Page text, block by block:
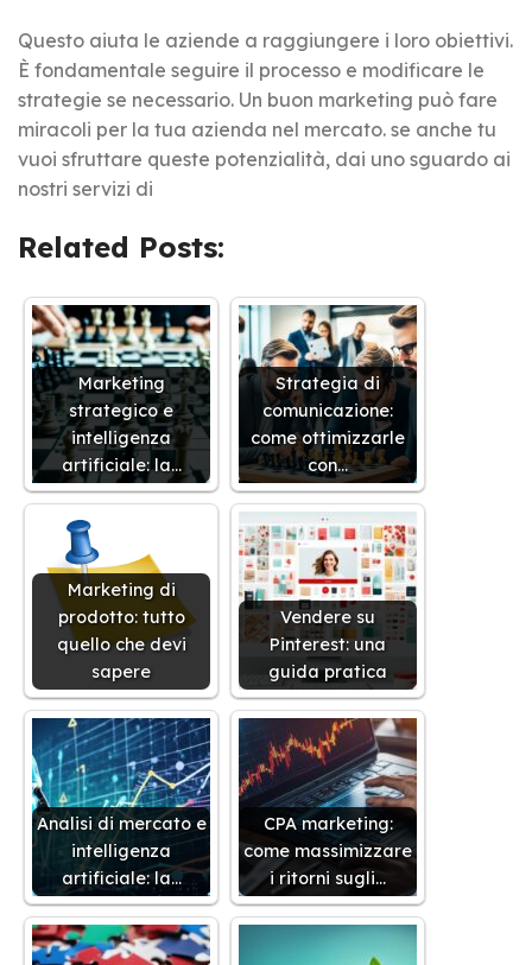
Questo aiuta le aziende a raggiungere i loro obiettivi.
È fondamentale seguire il processo e modificare le
strategie se necessario. Un buon marketing può fare
miracoli per la tua azienda nel mercato. se anche tu
vuoi sfruttare queste potenzialità, dai uno sguardo ai
nostri servizi di
Related Posts:
Marketing
strategico e
intelligenza
artificiale: la…
Strategia di
comunicazione:
come ottimizzarle
con…
Marketing di
prodotto: tutto
quello che devi
sapere
Vendere su
Pinterest: una
guida pratica
Analisi di mercato e
intelligenza
artificiale: la…
CPA marketing:
come massimizzare
i ritorni sugli…